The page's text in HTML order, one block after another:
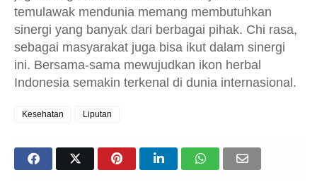
temulawak mendunia memang membutuhkan
sinergi yang banyak dari berbagai pihak. Chi rasa,
sebagai masyarakat juga bisa ikut dalam sinergi
ini. Bersama-sama mewujudkan ikon herbal
Indonesia semakin terkenal di dunia internasional.
Kesehatan Liputan